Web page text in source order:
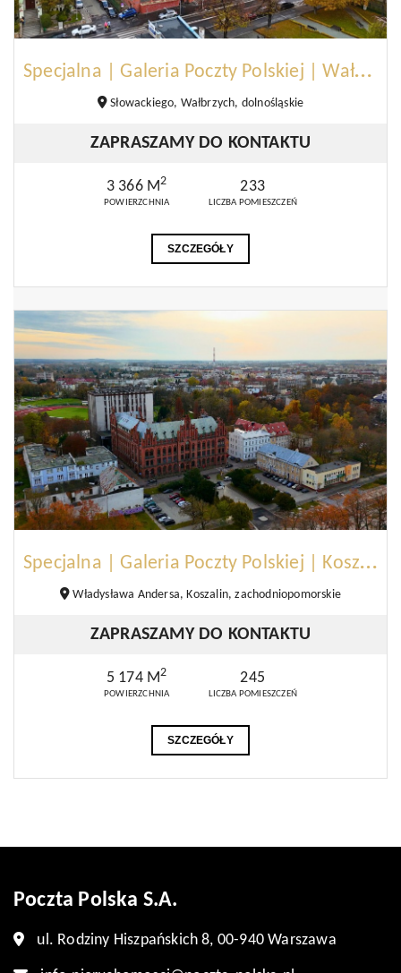
S
pecjalna | Galeria Poczty Polskiej | Wałbrzych
Słowackiego, Wałbrzych, dolnośląskie
ZAPRASZAMY DO KONTAKTU
3 366 M2
POWIERZCHNIA
233
LICZBA POMIESZCZEŃ
SZCZEGÓŁY
S
pecjalna | Galeria Poczty Polskiej | Koszalin
Władysława Andersa, Koszalin, zachodniopomorskie
ZAPRASZAMY DO KONTAKTU
5 174 M2
POWIERZCHNIA
245
LICZBA POMIESZCZEŃ
SZCZEGÓŁY
Poczta Polska S.A.
ul. Rodziny Hiszpańskich 8, 00-940 Warszawa